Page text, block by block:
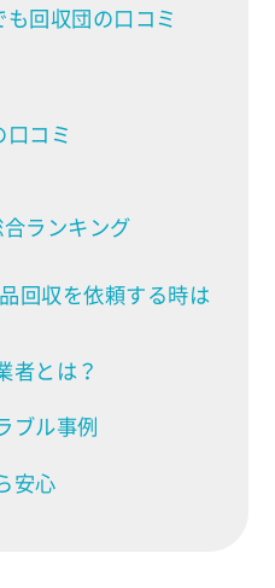
回収団の口コミ
コミ
ランキング
回収を依頼する時は
者とは？
ブル事例
安心